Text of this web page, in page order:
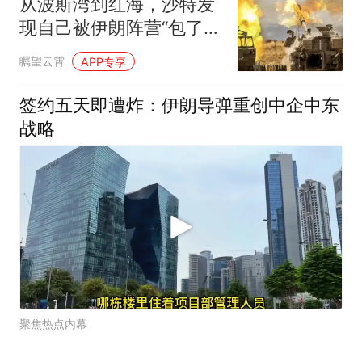
从波斯湾到红海，沙特发
现自己被伊朗阵营“包了饺
子”
瞩望云霄 APP专享
签约五天即遭炸：伊朗导弹重创中企中东
战略
聚焦热点内幕